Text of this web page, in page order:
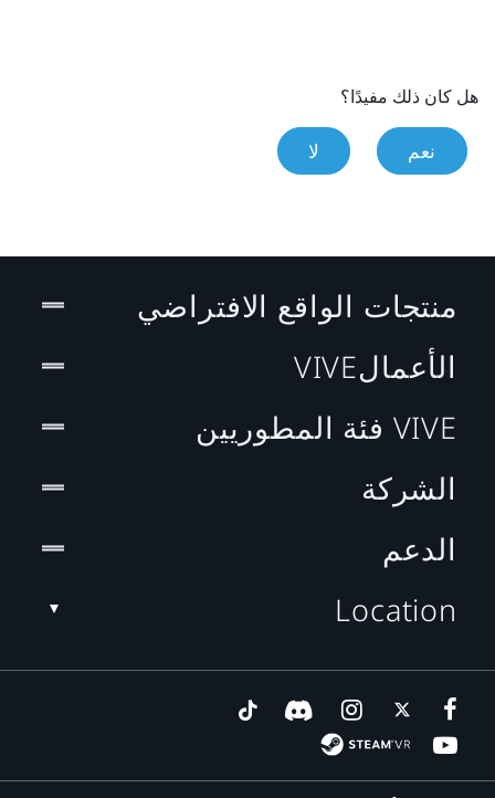
هل كان ذلك مفيدًا؟
نعم لا
منتجات الواقع الافتراضي
الأعمالVIVE
VIVE فئة المطوريين
الشركة
الدعم
Location